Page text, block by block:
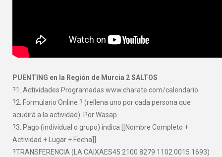
PUENTING en la Región de Murcia 2 SALTOS
?1. Actividades Programadas www.charate.com/calendario
?2. Formulario Online ? (rellena uno por cada persona que
acudirá a la actividad). Por Wasap
?3. Pago (individual o grupo) indica [[Nombre Completo +
Actividad + Lugar + Fecha]]
?TRANSFERENCIA (LA CAIXAES45 2100 8279 1102 0015 1693)